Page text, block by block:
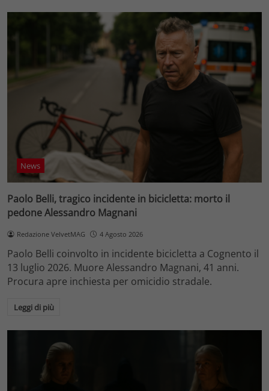
News
Paolo Belli, tragico incidente in bicicletta: morto il
pedone Alessandro Magnani
Redazione VelvetMAG 4 Agosto 2026
Paolo Belli coinvolto in incidente bicicletta a Cognento il
13 luglio 2026. Muore Alessandro Magnani, 41 anni.
Procura apre inchiesta per omicidio stradale.
Leggi di più